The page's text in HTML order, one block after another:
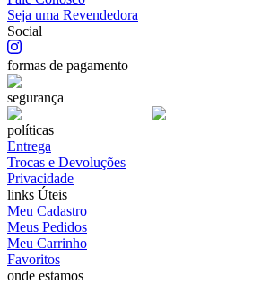
Seja uma Revendedora
Social
formas de pagamento
segurança
políticas
Entrega
Trocas e Devoluções
Privacidade
links Úteis
Meu Cadastro
Meus Pedidos
Meu Carrinho
Favoritos
onde estamos